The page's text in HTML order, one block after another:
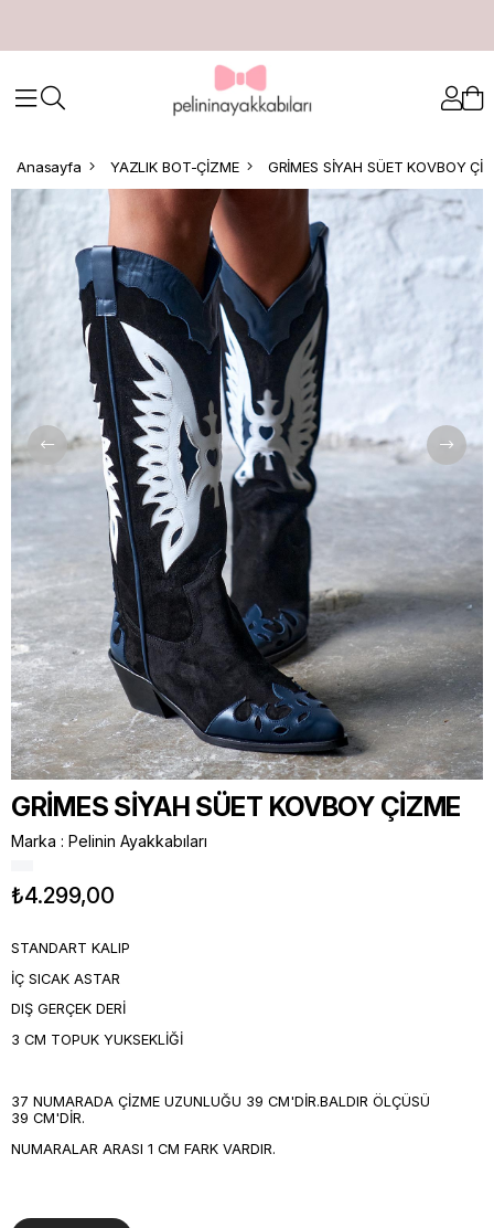
Anasayfa YAZLIK BOT-ÇİZME GRİMES SİYAH SÜET KOVBOY
GRİMES SİYAH SÜET KOVBOY ÇİZME
Marka : Pelinin Ayakkabıları
₺4.299,00
STANDART KALIP
İÇ SICAK ASTAR
DIŞ GERÇEK DERİ
3 CM TOPUK YUKSEKLİĞİ
37 NUMARADA ÇİZME UZUNLUĞU 39 CM'DİR.BALDIR ÖLÇÜSÜ
39 CM'DİR.
NUMARALAR ARASI 1 CM FARK VARDIR.